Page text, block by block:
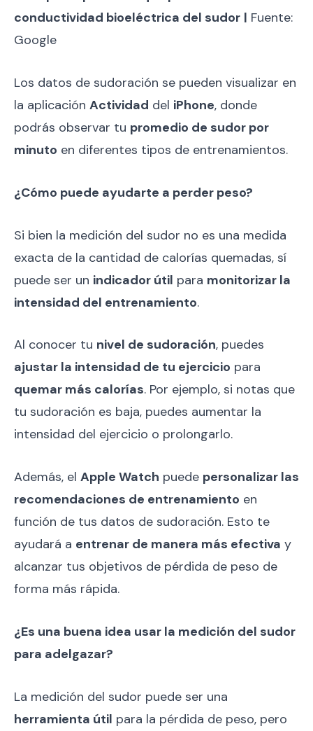
conductividad bioeléctrica del sudor | Fuente:
Google
Los datos de sudoración se pueden visualizar en
la aplicación Actividad del iPhone, donde
podrás observar tu promedio de sudor por
minuto en diferentes tipos de entrenamientos.
¿Cómo puede ayudarte a perder peso?
Si bien la medición del sudor no es una medida
exacta de la cantidad de calorías quemadas, sí
puede ser un indicador útil para monitorizar la
intensidad del entrenamiento.
Al conocer tu nivel de sudoración, puedes
ajustar la intensidad de tu ejercicio para
quemar más calorías. Por ejemplo, si notas que
tu sudoración es baja, puedes aumentar la
intensidad del ejercicio o prolongarlo.
Además, el Apple Watch puede personalizar las
recomendaciones de entrenamiento en
función de tus datos de sudoración. Esto te
ayudará a entrenar de manera más efectiva y
alcanzar tus objetivos de pérdida de peso de
forma más rápida.
¿Es una buena idea usar la medición del sudor
para adelgazar?
La medición del sudor puede ser una
herramienta útil para la pérdida de peso, pero